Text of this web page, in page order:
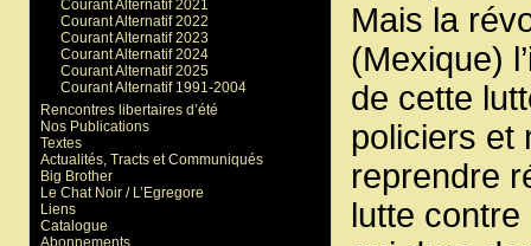
Mais la
(Mexique)
de cette
policiers et
reprendre
lutte
Courant Alternatif 2021
Courant Alternatif 2022
Courant Alternatif 2023
Courant Alternatif 2024
Courant Alternatif 2025
Courant Alternatif 1991-2004
Rencontres libertaires d’été
Nos Publications
Textes
Actualités, Tracts et Communiqués
Big Brother
Le Chat Noir / L’Egregore
Liens
Catalogue
Abonnements